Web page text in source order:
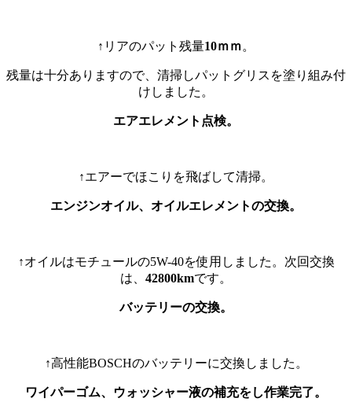
↑リアのパット残量10ｍｍ。
残量は十分ありますので、清掃しパットグリスを塗り組み付
けしました。
エアエレメント点検。
↑エアーでほこりを飛ばして清掃。
エンジンオイル、オイルエレメントの交換。
↑オイルはモチュールの5W-40を使用しました。次回交換
は、 42800kmです。
バッテリーの交換。
↑高性能BOSCHのバッテリーに交換しました。
ワイパーゴム、ウォッシャー液の補充をし作業完了。